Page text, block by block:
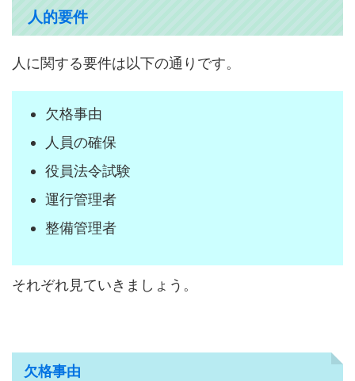
人的要件
人に関する要件は以下の通りです。
欠格事由
人員の確保
役員法令試験
運行管理者
整備管理者
それぞれ見ていきましょう。
欠格事由